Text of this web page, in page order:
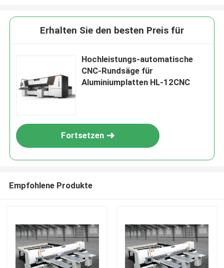
Erhalten Sie den besten Preis für
Hochleistungs-automatische
CNC-Rundsäge für
Aluminiumplatten HL-12CNC
Fortsetzen
Empfohlene Produkte